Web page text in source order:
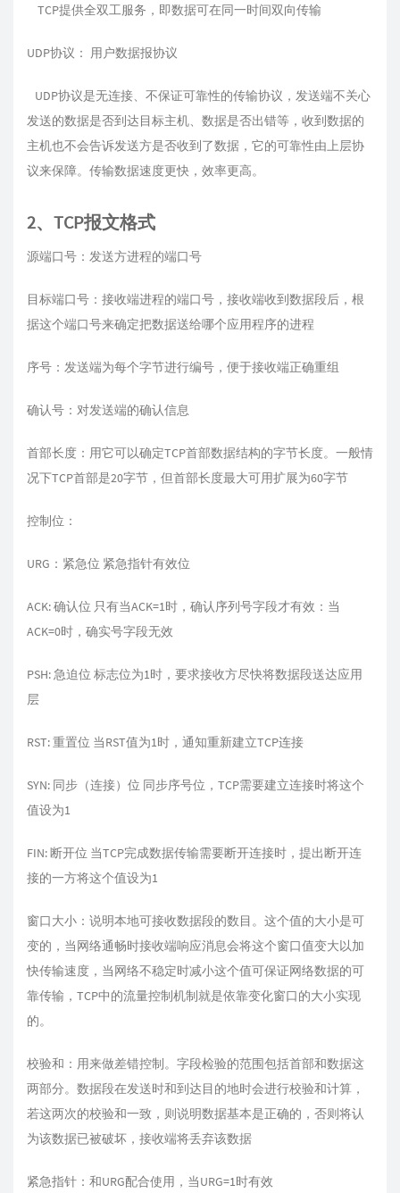
TCP提供全双工服务，即数据可在同一时间双向传输
UDP协议： 用户数据报协议
UDP协议是无连接、不保证可靠性的传输协议，发送端不关心
发送的数据是否到达目标主机、数据是否出错等，收到数据的
主机也不会告诉发送方是否收到了数据，它的可靠性由上层协
议来保障。传输数据速度更快，效率更高。
2、TCP报文格式
源端口号：发送方进程的端口号
目标端口号：接收端进程的端口号，接收端收到数据段后，根
据这个端口号来确定把数据送给哪个应用程序的进程
序号：发送端为每个字节进行编号，便于接收端正确重组
确认号：对发送端的确认信息
首部长度：用它可以确定TCP首部数据结构的字节长度。一般情
况下TCP首部是20字节，但首部长度最大可用扩展为60字节
控制位：
URG：紧急位 紧急指针有效位
ACK: 确认位 只有当ACK=1时，确认序列号字段才有效：当
ACK=0时，确实号字段无效
PSH: 急迫位 标志位为1时，要求接收方尽快将数据段送达应用
层
RST: 重置位 当RST值为1时，通知重新建立TCP连接
SYN: 同步（连接）位 同步序号位，TCP需要建立连接时将这个
值设为1
FIN: 断开位 当TCP完成数据传输需要断开连接时，提出断开连
接的一方将这个值设为1
窗口大小：说明本地可接收数据段的数目。这个值的大小是可
变的，当网络通畅时接收端响应消息会将这个窗口值变大以加
快传输速度，当网络不稳定时减小这个值可保证网络数据的可
靠传输，TCP中的流量控制机制就是依靠变化窗口的大小实现
的。
校验和：用来做差错控制。字段检验的范围包括首部和数据这
两部分。数据段在发送时和到达目的地时会进行校验和计算，
若这两次的校验和一致，则说明数据基本是正确的，否则将认
为该数据已被破坏，接收端将丢弃该数据
紧急指针：和URG配合使用，当URG=1时有效